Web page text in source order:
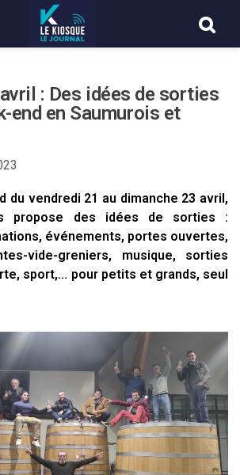
: Des idées de sorties
end en Saumurois et
du vendredi 21 au dimanche 23 avril,
propose des idées de sorties :
événements, portes ouvertes,
vide-greniers, musique, sorties
sport,... pour petits et grands, seul